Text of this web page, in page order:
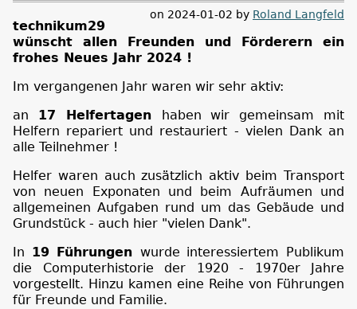
on 2024-01-02 by Roland Langfeld
technikum29
wünscht allen Freunden und Förderern ein
frohes Neues Jahr 2024 !
Im vergangenen Jahr waren wir sehr aktiv:
an 17 Helfertagen
haben wir gemeinsam mit
Helfern repariert und restauriert - vielen Dank an
alle Teilnehmer !
Helfer waren auch zusätzlich aktiv beim Transport
von neuen Exponaten und beim Aufräumen und
allgemeinen Aufgaben rund um das Gebäude und
Grundstück - auch hier "vielen Dank".
In 19 Führungen wurde interessiertem Publikum
die Computerhistorie der 1920 - 1970er Jahre
vorgestellt. Hinzu kamen eine Reihe von Führungen
für Freunde und Familie.